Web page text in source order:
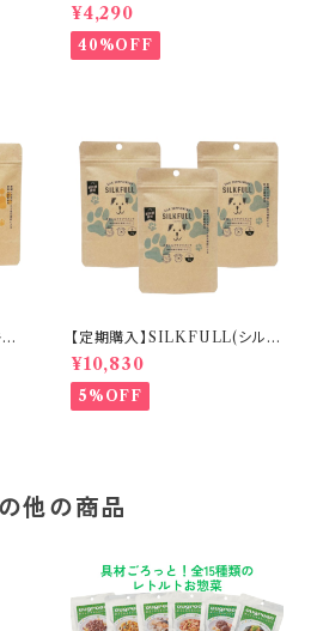
4
エアドライフード レッドミート
500g
¥4,290
40%OFF
ッ
【定期購入】SILKFULL(シルク
フル) 犬用 ３０包×３カ月分
おまけ付 送料無料 腎臓ケ
ア 腎臓病 デトックス
¥10,830
5%OFF
他の商品